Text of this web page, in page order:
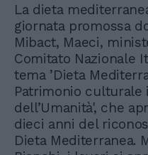
La dieta
giornata promossa
Mibact, Maeci,
Comitato Nazionale
tema ’Dieta
Patrimonio culturale
dell’Umanità', che
dieci anni del
Dieta Mediterranea.